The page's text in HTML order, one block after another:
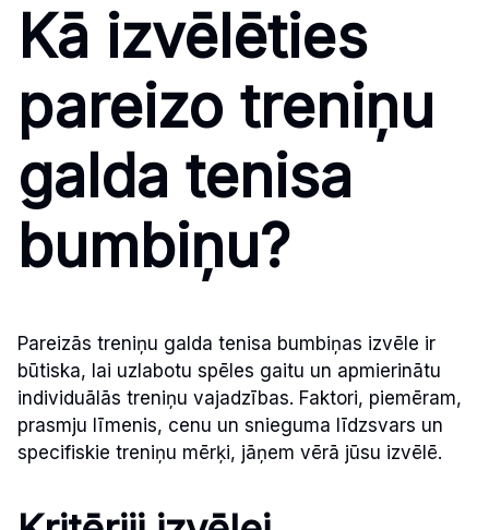
Kā izvēlēties
pareizo treniņu
galda tenisa
bumbiņu?
Pareizās treniņu galda tenisa bumbiņas izvēle ir
būtiska, lai uzlabotu spēles gaitu un apmierinātu
individuālās treniņu vajadzības. Faktori, piemēram,
prasmju līmenis, cenu un snieguma līdzsvars un
specifiskie treniņu mērķi, jāņem vērā jūsu izvēlē.